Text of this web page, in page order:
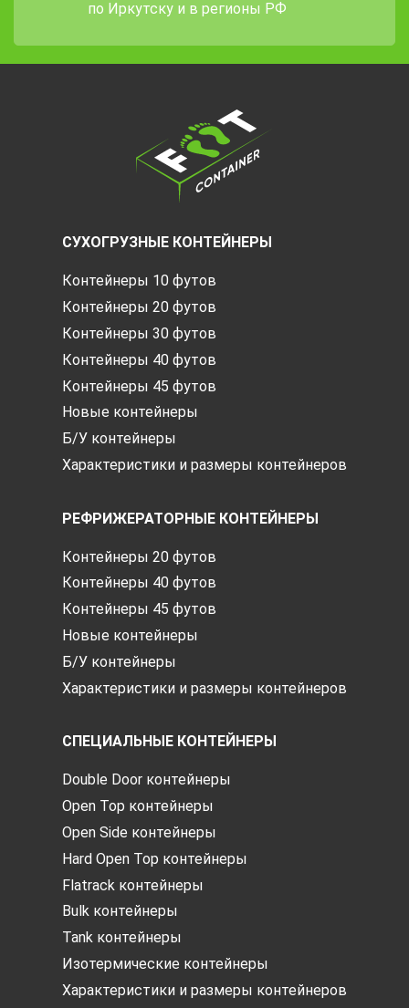
по Иркутску и в регионы РФ
СУХОГРУЗНЫЕ КОНТЕЙНЕРЫ
Контейнеры 10 футов
Контейнеры 20 футов
Контейнеры 30 футов
Контейнеры 40 футов
Контейнеры 45 футов
Новые контейнеры
Б/У контейнеры
Характеристики и размеры контейнеров
РЕФРИЖЕРАТОРНЫЕ КОНТЕЙНЕРЫ
Контейнеры 20 футов
Контейнеры 40 футов
Контейнеры 45 футов
Новые контейнеры
Б/У контейнеры
Характеристики и размеры контейнеров
СПЕЦИАЛЬНЫЕ КОНТЕЙНЕРЫ
Double Door контейнеры
Open Top контейнеры
Open Side контейнеры
Hard Open Top контейнеры
Flatrack контейнеры
Bulk контейнеры
Tank контейнеры
Изотермические контейнеры
Характеристики и размеры контейнеров